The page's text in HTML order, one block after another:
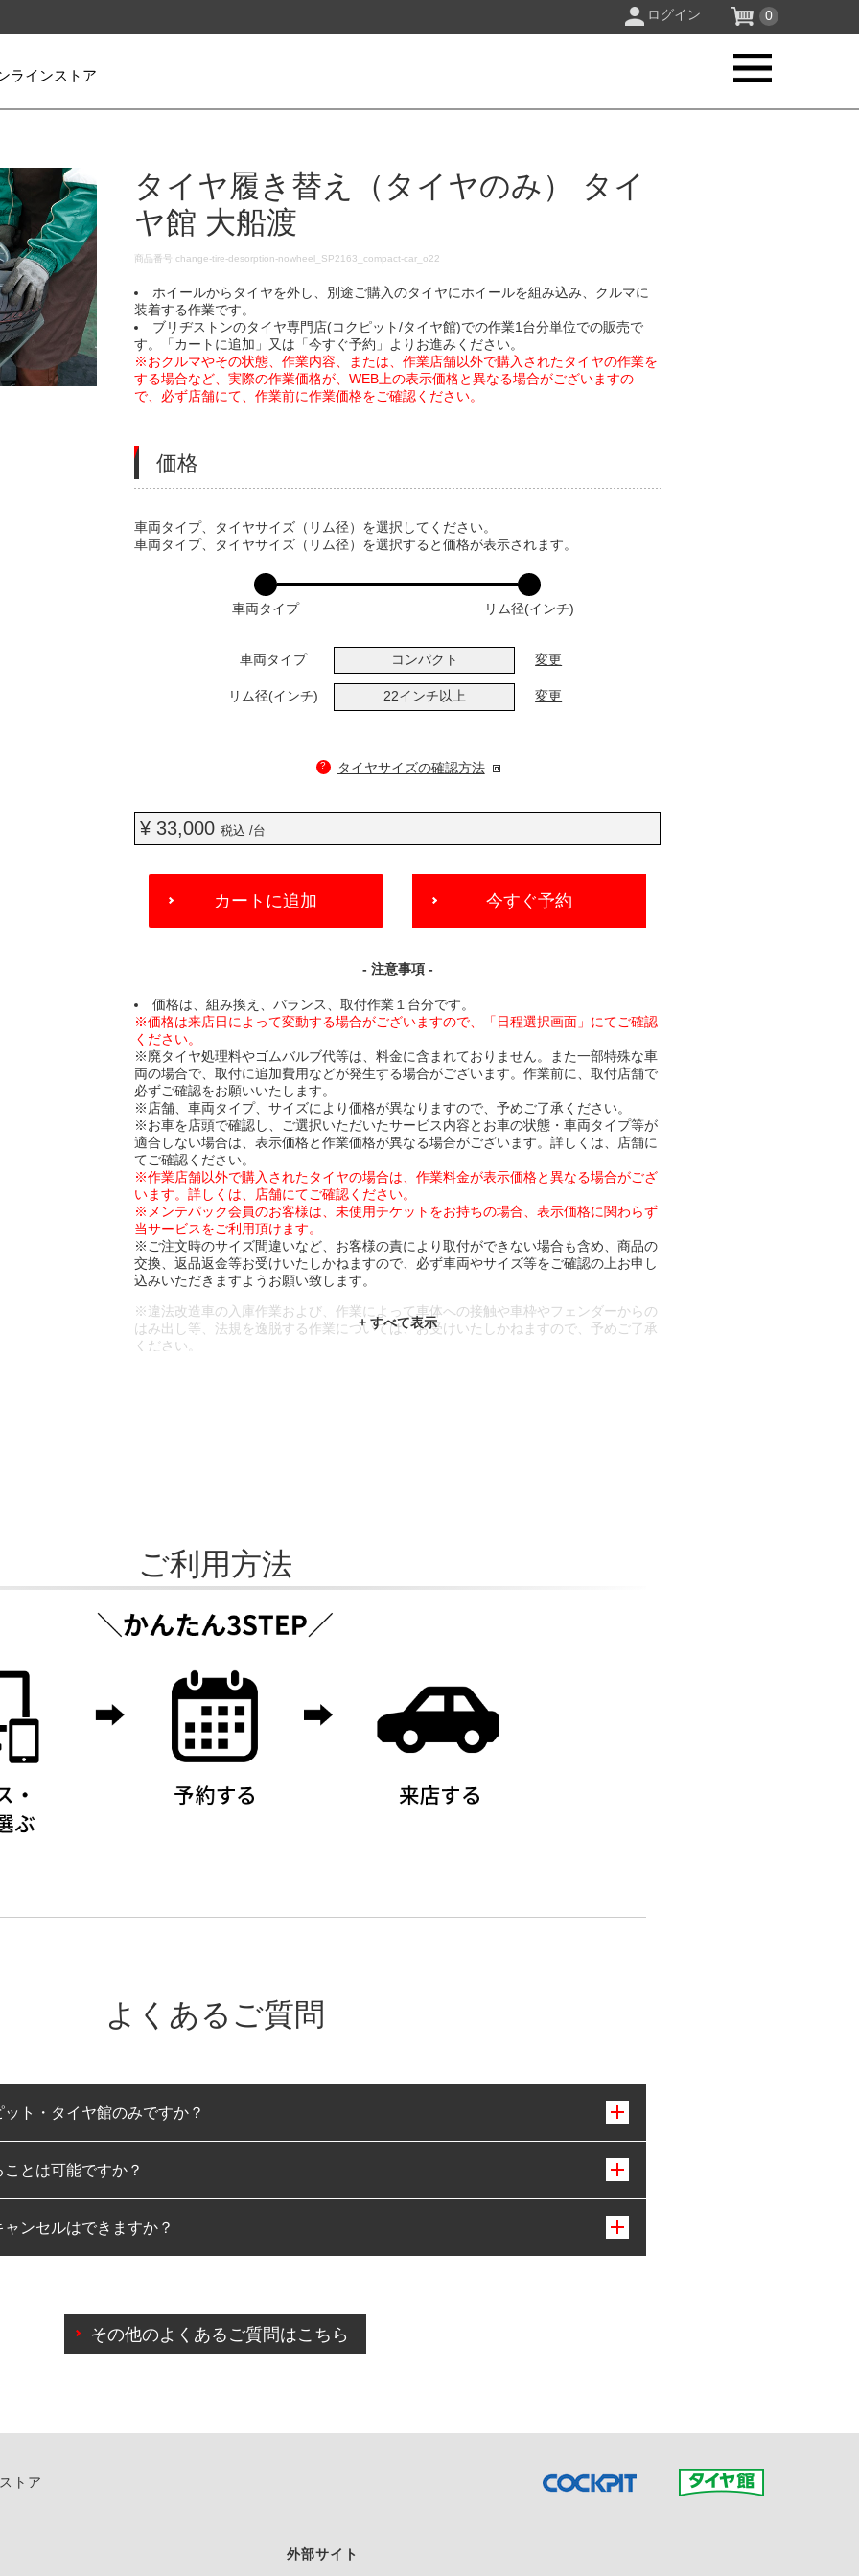
ログイン 0
ラインストア
タイヤ履き替え（タイヤのみ） タイ
ヤ館 大船渡
DETAILS
商品番号change-tire-desorption-nowheel_SP2163_compact-car_o22
ホイールからタイヤを外し、別途ご購入のタイヤにホイールを組み込み、クルマに
装着する作業です。
ブリヂストンのタイヤ専門店(コクピット/タイヤ館)での作業1台分単位での販売で
す。「カートに追加」又は「今すぐ予約」よりお進みください。
※おクルマやその状態、作業内容、または、作業店舗以外で購入されたタイヤの作業を
する場合など、実際の作業価格が、WEB上の表示価格と異なる場合がございますの
で、必ず店舗にて、作業前に作業価格をご確認ください。
価格
VARIATIONS
車両タイプ、タイヤサイズ（リム径）を選択してください。
車両タイプ、タイヤサイズ（リム径）を選択すると価格が表示されます。
車両タイプ リム径(インチ)
車両タイプ コンパクト 変更
リム径(インチ) 22インチ以上 変更
? タイヤサイズの確認方法
¥ 33,000税込 /台
ADD
CART
カートに追加 今すぐ予約
- 注意事項 -
価格は、組み換え、バランス、取付作業１台分です。
※価格は来店日によって変動する場合がございますので、「日程選択画面」にてご確認
ください。
※廃タイヤ処理料やゴムバルブ代等は、料金に含まれておりません。また一部特殊な車
両の場合で、取付に追加費用などが発生する場合がございます。作業前に、取付店舗で
必ずご確認をお願いいたします。
※店舗、車両タイプ、サイズにより価格が異なりますので、予めご了承ください。
※お車を店頭で確認し、ご選択いただいたサービス内容とお車の状態・車両タイプ等が
適合しない場合は、表示価格と作業価格が異なる場合がございます。詳しくは、店舗に
てご確認ください。
※作業店舗以外で購入されたタイヤの場合は、作業料金が表示価格と異なる場合がござ
います。詳しくは、店舗にてご確認ください。
※メンテパック会員のお客様は、未使用チケットをお持ちの場合、表示価格に関わらず
当サービスをご利用頂けます。
※ご注文時のサイズ間違いなど、お客様の責により取付ができない場合も含め、商品の
交換、返品返金等お受けいたしかねますので、必ず車両やサイズ等をご確認の上お申し
込みいただきますようお願い致します。
※違法改造車の入庫作業および、作業によって車体への接触や車枠やフェンダーからの
はみ出し等、法規を逸脱する作業については、お受けいたしかねますので、予めご了承
ください。
ご利用方法
よくあるご質問
ト・タイヤ館のみですか？
みとなります。
とは可能ですか？
可能です。
ンセルはできますか？
によりご予約のキャンセルをご希望の際は、直接ご予約いただいた店舗へご連絡くださ
その他のよくあるご質問はこちら
トア
外部サイト